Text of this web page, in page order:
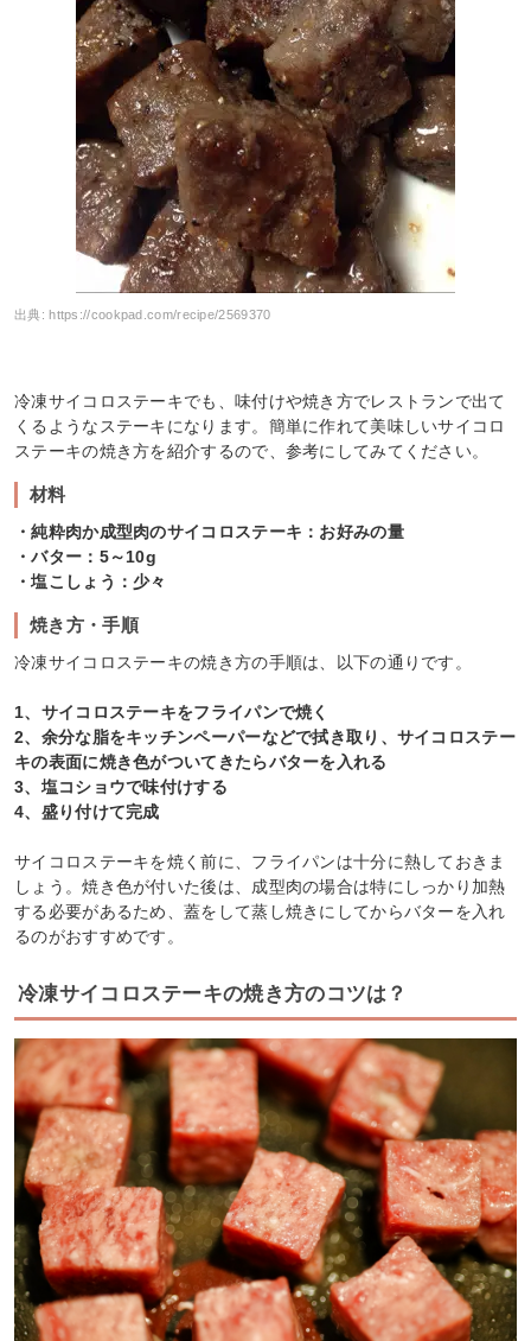
出典: https://cookpad.com/recipe/2569370
冷凍サイコロステーキでも、味付けや焼き方でレストランで出て
くるようなステーキになります。簡単に作れて美味しいサイコロ
ステーキの焼き方を紹介するので、参考にしてみてください。
材料
・純粋肉か成型肉のサイコロステーキ：お好みの量
・バター：5～10g
・塩こしょう：少々
焼き方・手順
冷凍サイコロステーキの焼き方の手順は、以下の通りです。
1、サイコロステーキをフライパンで焼く
2、余分な脂をキッチンペーパーなどで拭き取り、サイコロステー
キの表面に焼き色がついてきたらバターを入れる
3、塩コショウで味付けする
4、盛り付けて完成
サイコロステーキを焼く前に、フライパンは十分に熱しておきま
しょう。焼き色が付いた後は、成型肉の場合は特にしっかり加熱
する必要があるため、蓋をして蒸し焼きにしてからバターを入れ
るのがおすすめです。
冷凍サイコロステーキの焼き方のコツは？